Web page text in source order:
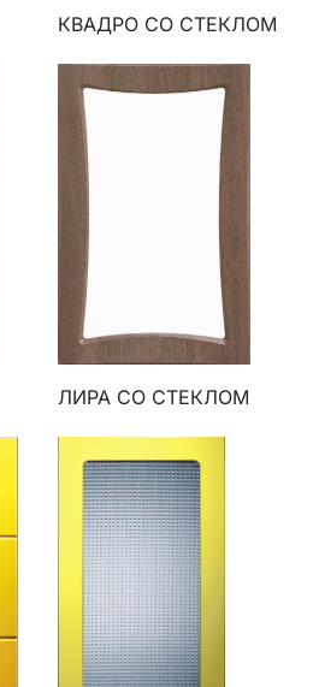
КВАДРО СО СТЕКЛОМ
ЛИРА СО СТЕКЛОМ